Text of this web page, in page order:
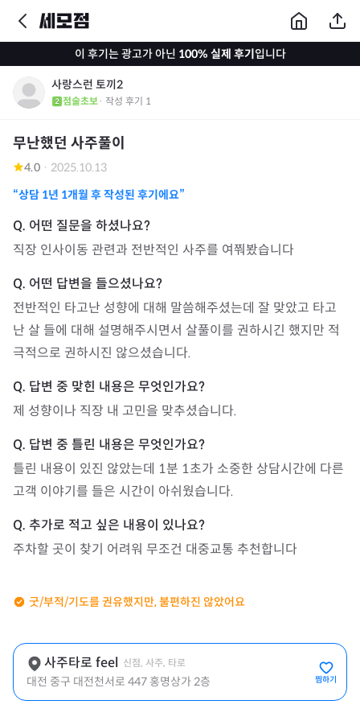
이 후기는 광고가 아닌 100% 실제 후기입니다
사랑스런 토끼2
점술초보· 작성 후기 1
무난했던 사주풀이
4.0 · 2025.10.13
“상담 1년 1개월 후 작성된 후기에요”
직장 인사이동 관련과 전반적인 사주를 여쭤봤습니다
전반적인 타고난 성향에 대해 말씀해주셨는데 잘 맞았고 타고
난 살 들에 대해 설명해주시면서 살풀이를 권하시긴 했지만 적
극적으로 권하시진 않으셨습니다.
제 성향이나 직장 내 고민을 맞추셨습니다.
틀린 내용이 있진 않았는데 1분 1초가 소중한 상담시간에 다른
고객 이야기를 들은 시간이 아쉬웠습니다.
주차할 곳이 찾기 어려워 무조건 대중교통 추천합니다
굿/부적/기도를 권유했지만, 불편하진 않았어요
사주타로 feel 신점, 사주, 타로
대전 중구 대전천서로 447 홍명상가 2층 찜하기